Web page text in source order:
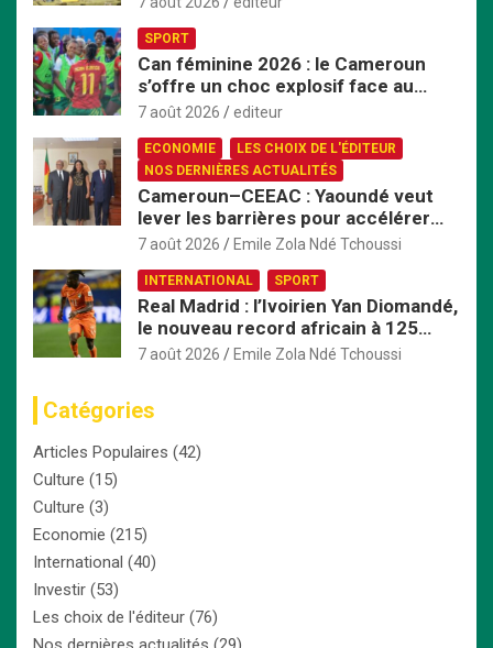
SPORT
Can féminine 2026 : le Cameroun
s’offre un choc explosif face au
Nigeria en quart de finale
7 août 2026 editeur
ECONOMIE
LES CHOIX DE L'ÉDITEUR
NOS DERNIÈRES ACTUALITÉS
Cameroun–CEEAC : Yaoundé veut
lever les barrières pour accélérer
l’intégration économique
7 août 2026 Emile Zola Ndé Tchoussi
INTERNATIONAL SPORT
Real Madrid : l’Ivoirien Yan Diomandé,
le nouveau record africain à 125
millions d’euros
7 août 2026 Emile Zola Ndé Tchoussi
Catégories
Articles Populaires (42)
Culture (15)
Culture (3)
Economie (215)
International (40)
Investir (53)
Les choix de l'éditeur (76)